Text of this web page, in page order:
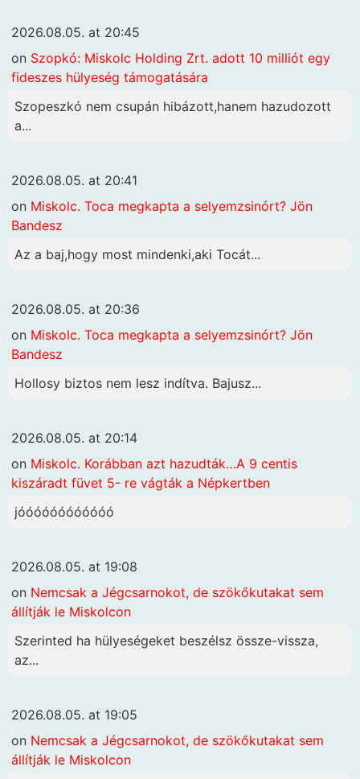
2026.08.05. at 20:45
on Szopkó: Miskolc Holding Zrt. adott 10 milliót egy
fideszes hülyeség támogatására
Szopeszkó nem csupán hibázott,hanem hazudozott
a...
2026.08.05. at 20:41
on Miskolc. Toca megkapta a selyemzsinórt? Jön
Bandesz
Az a baj,hogy most mindenki,aki Tocát...
2026.08.05. at 20:36
on Miskolc. Toca megkapta a selyemzsinórt? Jön
Bandesz
Hollosy biztos nem lesz indítva. Bajusz...
2026.08.05. at 20:14
on Miskolc. Korábban azt hazudták…A 9 centis
kiszáradt füvet 5- re vágták a Népkertben
jóóóóóóóóóóóó
2026.08.05. at 19:08
on Nemcsak a Jégcsarnokot, de szökőkutakat sem
állítják le Miskolcon
Szerinted ha hülyeségeket beszélsz össze-vissza,
az...
2026.08.05. at 19:05
on Nemcsak a Jégcsarnokot, de szökőkutakat sem
állítják le Miskolcon